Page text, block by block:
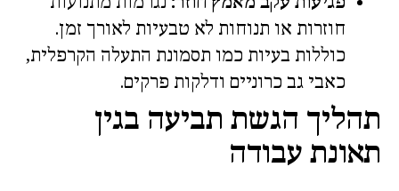
חוזרות או תנוחות לא טבעיות לאורך זמן.
כוללות בעיות כמו תסמונת התעלה הקרפלית,
כאבי גב כרוניים ודלקות פרקים.
תהליך הגשת תביעה בגין
תאונת עבודה